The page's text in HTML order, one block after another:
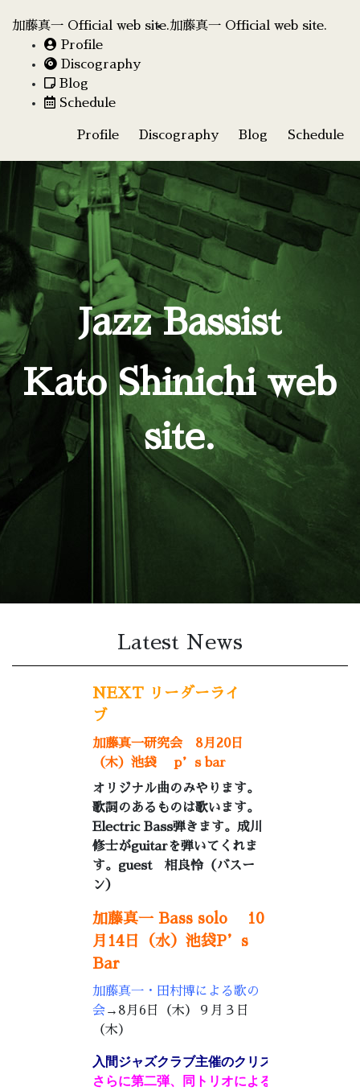
加藤真一 Official web site.加藤真一 Official web site.
Profile
Discography
Blog
Schedule
Profile Discography Blog Schedule
Jazz Bassist
Kato Shinichi web
site.
Latest News
NEXT リーダーライ
加藤真一研究会 8月20日
（木）池袋 p’s bar
オリジナル曲のみやります。
歌詞のあるものは歌います。
Electric Bass弾きます。成川
修士がguitarを弾いてくれま
す。guest 相良怜（バスー
ン）
加藤真一 Bass solo 10
月14日（水）池袋P’s
Bar
加藤真一・田村博による歌の
会→8月6日（木）９月３日
（木）
入間ジャズクラブ主催のクリストフ・サン
さらに第二弾、同トリオによる